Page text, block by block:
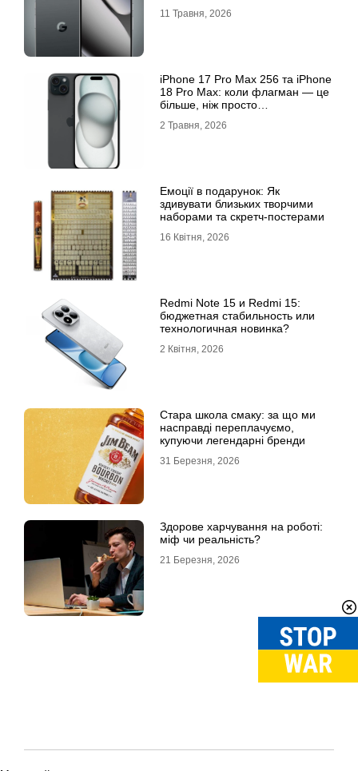
11 Травня, 2026
iРhone 17 Рro Мax 256 та iРhone
18 Рro Мax: коли флагман — це
більше, ніж просто
2 Травня, 2026
Емоції в подарунок: Як
здивувати близьких творчими
наборами та скретч-постерами
16 Квітня, 2026
Redmi Note 15 и Redmi 15:
бюджетная стабильность или
технологичная новинка?
2 Квітня, 2026
Стара школа смаку: за що ми
насправді переплачуємо,
купуючи легендарні бренди
31 Березня, 2026
Здорове харчування на роботі:
міф чи реальність?
21 Березня, 2026